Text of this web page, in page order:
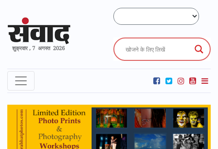
शुक्रवार , 7 अगस्त 2026